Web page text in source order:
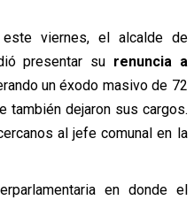
viernes, el alcalde de
presentar su renuncia a
un éxodo masivo de 72
también dejaron sus cargos.
al jefe comunal en la
en donde el